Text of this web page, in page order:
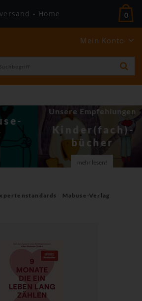
Mein Konto
0
Unsere Empfehlungen
Kinder(fach)­
bücher
mehr lesen!
Mabuse-Verlag
- Home